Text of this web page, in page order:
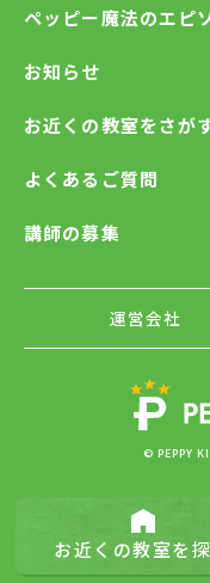
ペッピー魔法のエピ
お知らせ
お近くの教室をさが
よくあるご質問
講師の募集
運営会社
© PEPPY
お近くの教室を